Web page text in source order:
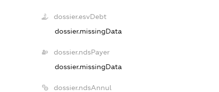
dossier.esvDebt
dossier.missingData
dossier.ndsPayer
dossier.missingData
dossier.ndsAnnul